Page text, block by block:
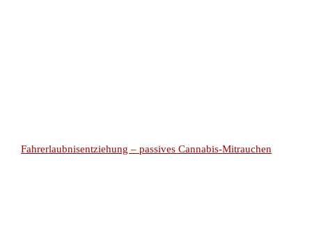
Fahrerlaubnisentziehung – passives Cannabis-Mitrauchen